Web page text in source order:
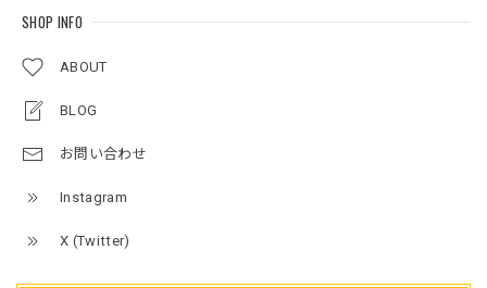
SHOP INFO
ABOUT
BLOG
お問い合わせ
Instagram
X (Twitter)